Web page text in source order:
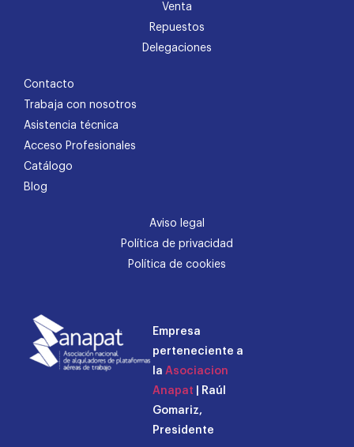
Venta
Repuestos
Delegaciones
Contacto
Trabaja con nosotros
Asistencia técnica
Acceso Profesionales
Catálogo
Blog
Aviso legal
Política de privacidad
Política de cookies
Empresa
perteneciente a
la Asociacion
Anapat | Raúl
Gomariz,
Presidente